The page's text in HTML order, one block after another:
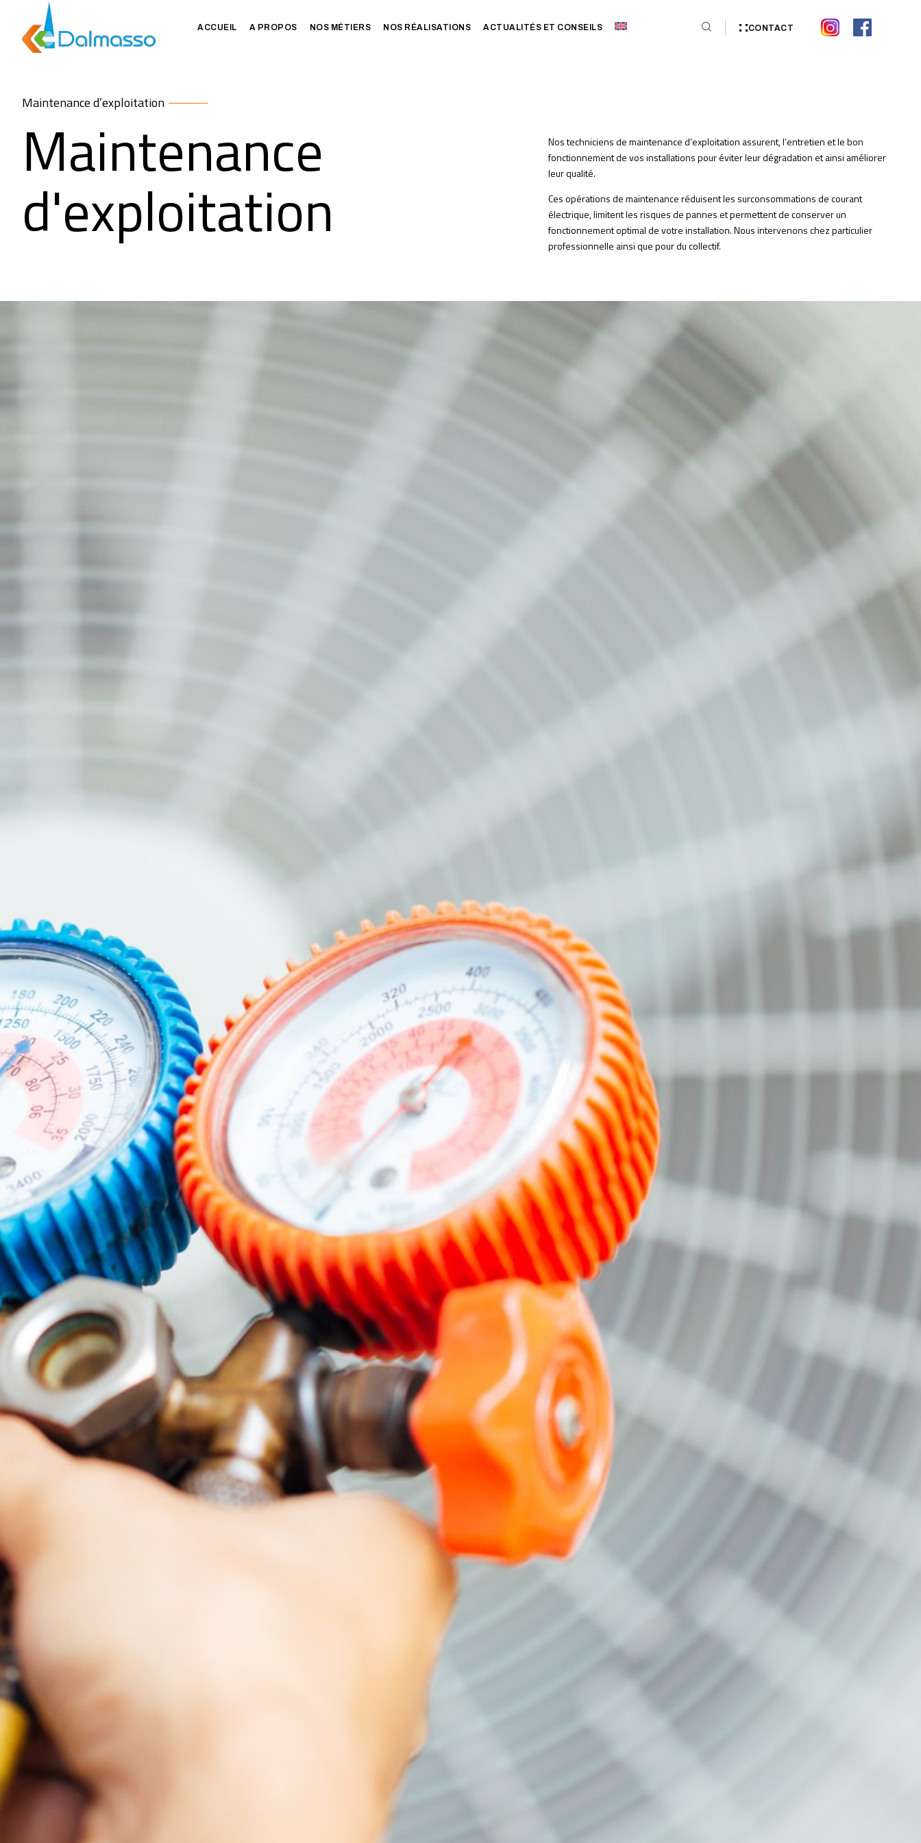
ACCUEIL A PROPOS NOS MÉTIERS NOS RÉALISATIONS ACTUALITÉS ET CONSEILS CONTACT
Maintenance d’exploitation
Maintenance
d'exploitation
Nos techniciens de maintenance d’exploitation assurent, l’entretien et le bon
fonctionnement de vos installations pour éviter leur dégradation et ainsi améliorer
leur qualité.
Ces opérations de maintenance réduisent les surconsommations de courant
électrique, limitent les risques de pannes et permettent de conserver un
fonctionnement optimal de votre installation. Nous intervenons chez particulier
professionnelle ainsi que pour du collectif.